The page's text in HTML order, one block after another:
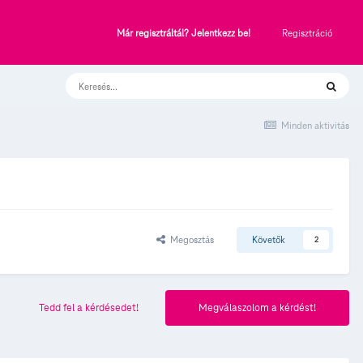
Már regisztráltál? Jelentkezz be! Regisztráció
Minden aktivitás
Megosztás Követők 2
Megválaszolom a kérdést!
Tedd fel a kérdésedet!